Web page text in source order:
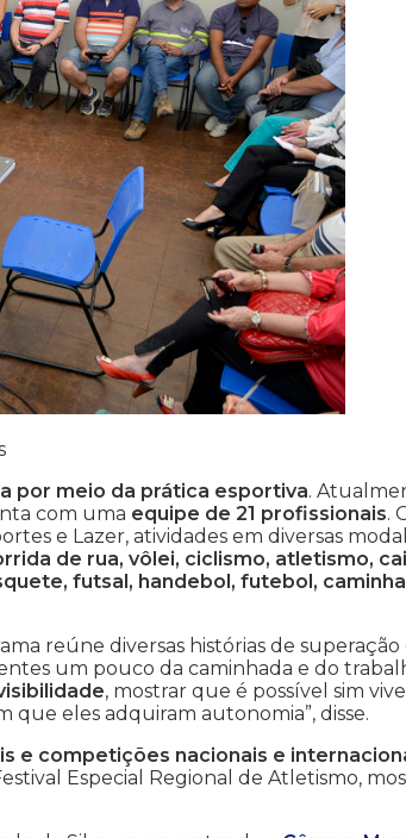
por meio da prática esportiva.
com uma equipe de 21 profissionais.
e Lazer, atividades em diversas
de rua, vôlei, ciclismo, atletismo,
futsal, handebol, futebol,
reúne diversas histórias de superação
um pouco da caminhada e do
, mostrar que é possível sim
eles adquiram autonomia”, disse.
e competições nacionais e
Especial Regional de Atletismo,